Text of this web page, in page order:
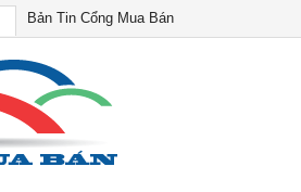
Bản Tin Cổng Mua Bán